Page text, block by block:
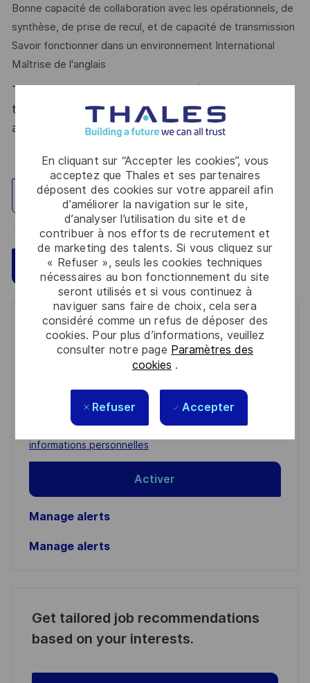
En cliquant sur “Accepter les cookies”, vous
acceptez que Thales et ses partenaires
déposent des cookies sur votre appareil afin
d’améliorer la navigation sur le site,
d’analyser l’utilisation du site et de
contribuer à nos efforts de recrutement et
de marketing des talents. Si vous cliquez sur
« Refuser », seuls les cookies techniques
nécessaires au bon fonctionnement du site
seront utilisés et si vous continuez à
naviguer sans faire de choix, cela sera
considéré comme un refus de déposer des
cookies. Pour plus d’informations, veuillez
consulter notre page Paramètres des
cookies .
Refuser Accepter
Bonne capacité de collaboration avec les opérationnels, de
synthèse, de prise de recul, et de capacité de transmission
Savoir fonctionner dans un environnement International
Maîtrise de l'anglais
Thales, entreprise Handi-Engagée, reconnait
tous les talents. La diversité est notre meilleur
atout. Postulez et rejoignez nous !
Explorez un site
Postulez maintenant Sauvegarder
Get notified for similar jobs
You'll receive updates once a week
(Required)
Lire et accepter les conditions de traitement des
informations personnelles
Activer
Manage alerts
Manage alerts
Get tailored job recommendations
based on your interests.